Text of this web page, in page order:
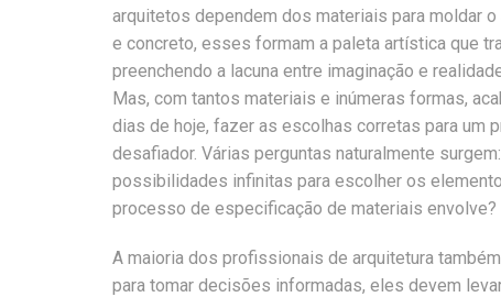
arquitetos dependem dos materiais para moldar
e concreto, esses formam a paleta artística que
preenchendo a lacuna entre imaginação e
Mas, com tantos materiais e inúmeras formas,
dias de hoje, fazer as escolhas corretas para um
desafiador. Várias perguntas naturalmente
possibilidades infinitas para escolher os
processo de especificação de materiais envolve?
A maioria dos profissionais de arquitetura
para tomar decisões informadas, eles devem